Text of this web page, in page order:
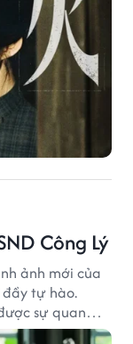
Công Lý
ảnh mới của
tự hào.
sự quan